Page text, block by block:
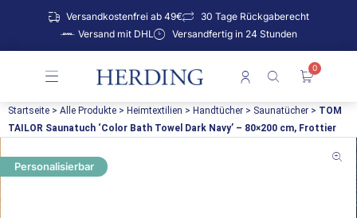
Versandkostenfrei ab 49€
30 Tage Rückgaberecht
Versand mit DHL
Versandfertig in 24 Stunden
0
Startseite > Alle Produkte > Heimtextilien > Handtücher > Saunatücher > TOM
TAILOR Saunatuch ‘Color Bath Towel Dark Navy’ – 80×200 cm, Frottier
Personalisierbar